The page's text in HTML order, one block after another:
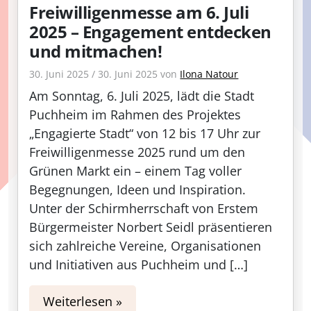
Freiwilligenmesse am 6. Juli
2025 – Engagement entdecken
und mitmachen!
30. Juni 2025 / 30. Juni 2025 von Ilona Natour
Am Sonntag, 6. Juli 2025, lädt die Stadt
Puchheim im Rahmen des Projektes
„Engagierte Stadt“ von 12 bis 17 Uhr zur
Freiwilligenmesse 2025 rund um den
Grünen Markt ein – einem Tag voller
Begegnungen, Ideen und Inspiration.
Unter der Schirmherrschaft von Erstem
Bürgermeister Norbert Seidl präsentieren
sich zahlreiche Vereine, Organisationen
und Initiativen aus Puchheim und […]
Weiterlesen »